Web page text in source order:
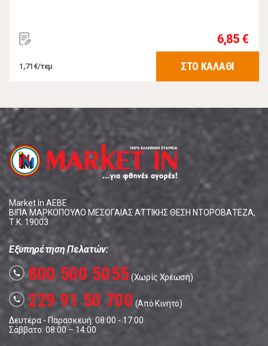
6,85 €
1,71€/τεμ ΣΤΟ ΚΑΛΑΘΙ
Market In ΑΕΒΕ
ΒΙΠΑ ΜΑΡΚΟΠΟΥΛΟ ΜΕΣΟΓΑΙΑΣ ΑΤΤΙΚΗΣ ΘΕΣΗ ΝΤΟΡΟΒΑΤΕΖΑ,
Τ.Κ. 19003
Εξυπηρέτηση Πελατών:
call 800 500 5055(Χωρίς Χρέωση)
call 229 91 50 700 (Από Κινητό)
Δευτέρα - Παρασκευή: 08:00 - 17:00
Σάββατο: 08:00 – 14:00